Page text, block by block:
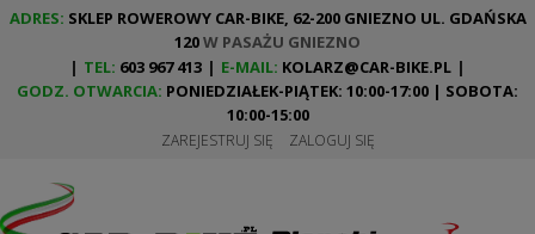
ADRES: SKLEP ROWEROWY CAR-BIKE, 62-200 GNIEZNO UL. GDAŃSKA
120W PASAŻU GNIEZNO
| TEL: 603 967 413 | E-MAIL: KOLARZ@CAR-BIKE.PL |
GODZ. OTWARCIA: PONIEDZIAŁEK-PIĄTEK: 10:00-17:00 | SOBOTA:
10:00-15:00
ZAREJESTRUJ SIĘ ZALOGUJ SIĘ